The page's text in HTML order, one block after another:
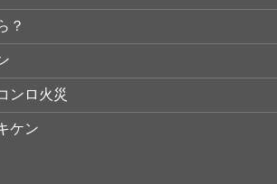
？
ンロ火災
ケン